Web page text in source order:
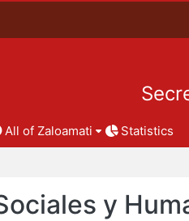
All of Zaloamati Statistics
y